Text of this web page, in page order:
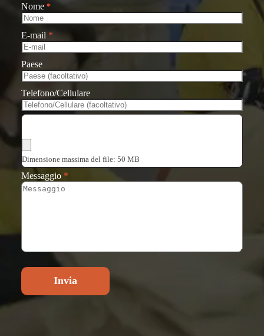
Nome *
E-mail *
Paese
Telefono/Cellulare
Dimensione massima del file: 50 MB
Messaggio *
Invia